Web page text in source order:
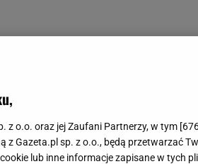
z o.o. oraz jej Zaufani Partnerzy, w tym [
z Gazeta.pl sp. z o.o., będą przetwarzać
lub inne informacje zapisane w tych